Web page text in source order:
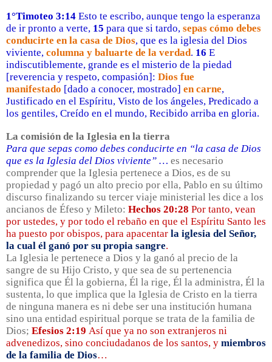
1°Timoteo 3:14 Esto te escribo, aunque tengo la esperanza
de ir pronto a verte, 15 para que si tardo, sepas cómo debes
conducirte en la casa de Dios, que es la iglesia del Dios
viviente, columna y baluarte de la verdad. 16 E
indiscutiblemente, grande es el misterio de la piedad
[reverencia y respeto, compasión]: Dios fue
manifestado [dado a conocer, mostrado] en carne,
Justificado en el Espíritu, Visto de los ángeles, Predicado a
los gentiles, Creído en el mundo, Recibido arriba en gloria.
La comisión de la Iglesia en la tierra
Para que sepas como debes conducirte en “la casa de Dios
que es la Iglesia del Dios viviente” … es necesario
comprender que la Iglesia pertenece a Dios, es de su
propiedad y pagó un alto precio por ella, Pablo en su último
discurso finalizando su tercer viaje ministerial les dice a los
ancianos de Éfeso y Mileto: Hechos 20:28 Por tanto, vean
por ustedes, y por todo el rebaño en que el Espíritu Santo les
ha puesto por obispos, para apacentar la iglesia del Señor,
la cual él ganó por su propia sangre.
La Iglesia le pertenece a Dios y la ganó al precio de la
sangre de su Hijo Cristo, y que sea de su pertenencia
significa que Él la gobierna, Él la rige, Él la administra, Él la
sustenta, lo que implica que la Iglesia de Cristo en la tierra
de ninguna manera es ni debe ser una institución humana
sino una entidad espiritual porque se trata de la familia de
Dios; Efesios 2:19 Así que ya no son extranjeros ni
advenedizos, sino conciudadanos de los santos, y miembros
de la familia de Dios…